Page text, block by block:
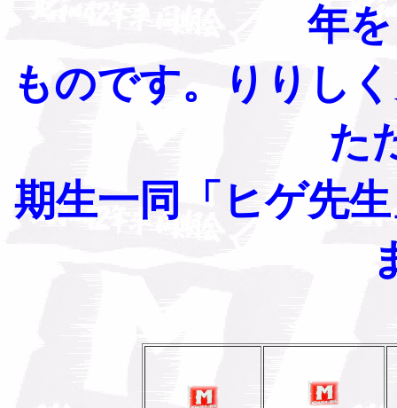
年
ものです。りりし
た
期生一同「ヒゲ先